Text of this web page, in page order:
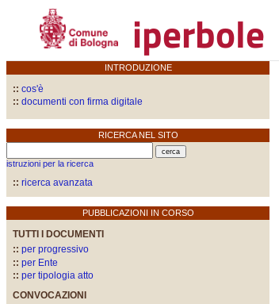
iperbole
INTRODUZIONE
:: cos'è
:: documenti con firma digitale
RICERCA NEL SITO
istruzioni per la ricerca
:: ricerca avanzata
PUBBLICAZIONI IN CORSO
TUTTI I DOCUMENTI
:: per progressivo
:: per Ente
:: per tipologia atto
CONVOCAZIONI